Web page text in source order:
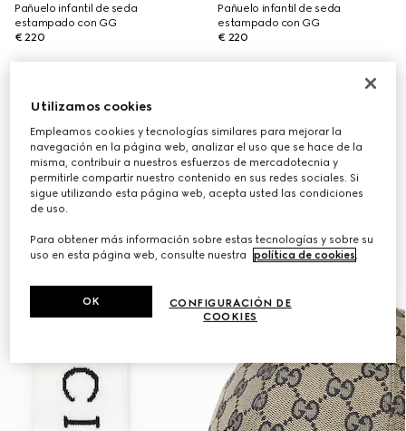
Pañuelo infantil de seda
estampado con GG
€ 220
Pañuelo infantil de seda
estampado con GG
€ 220
Utilizamos cookies
Empleamos cookies y tecnologías similares para mejorar la
navegación en la página web, analizar el uso que se hace de la
misma, contribuir a nuestros esfuerzos de mercadotecnia y
permitirle compartir nuestro contenido en sus redes sociales. Si
sigue utilizando esta página web, acepta usted las condiciones
de uso.
Para obtener más información sobre estas tecnologías y sobre su
uso en esta página web, consulte nuestra
política de cookies
CONFIGURACIÓN DE
COOKIES
OK